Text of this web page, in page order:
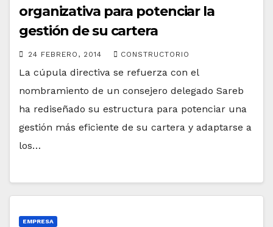
organizativa para potenciar la
gestión de su cartera
24 FEBRERO, 2014 CONSTRUCTORIO
La cúpula directiva se refuerza con el
nombramiento de un consejero delegado Sareb
ha rediseñado su estructura para potenciar una
gestión más eficiente de su cartera y adaptarse a
los…
EMPRESA